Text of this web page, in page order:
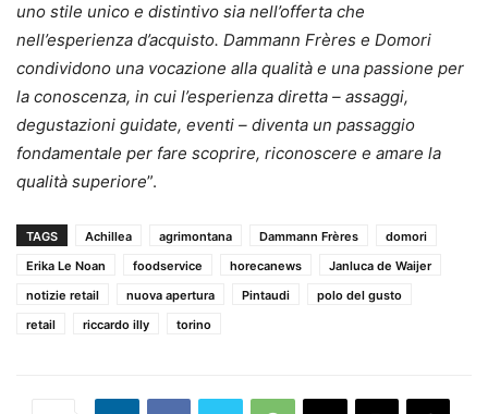
uno stile unico e distintivo sia nell’offerta che
nell’esperienza d’acquisto. Dammann Frères e Domori
condividono una vocazione alla qualità e una passione per
la conoscenza, in cui l’esperienza diretta – assaggi,
degustazioni guidate, eventi – diventa un passaggio
fondamentale per fare scoprire, riconoscere e amare la
qualità superiore”.
TAGS Achillea agrimontana Dammann Frères
domori
Erika Le Noan
foodservice horecanews
Janluca de Waijer
notizie retail
nuova apertura Pintaudi
polo del gusto
retail
riccardo illy torino